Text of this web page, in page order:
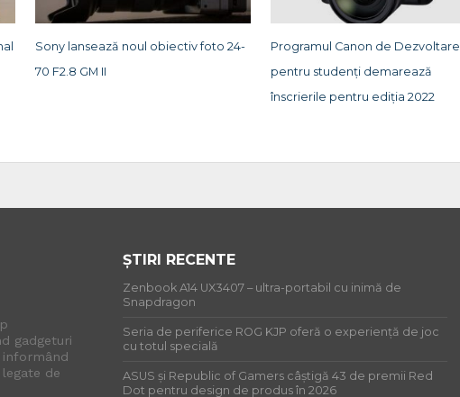
Sony lansează noul obiectiv foto 24-
70 F2.8 GM II
Programul Canon de Dezvoltare
pentru studenți demarează
înscrierile pentru ediția 2022
gadgeturi
de
ȘTIRI RECENTE
Zenbook A14 UX3407 – ultra-portabil cu inimă de
Snapdragon
Seria de periferice ROG KJP oferă o experiență de joc
cu totul specială
ASUS și Republic of Gamers câștigă 43 de premii Red
Dot pentru design de produs în 2026